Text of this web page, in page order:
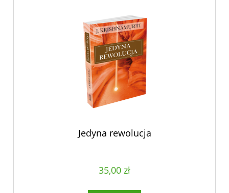
Jedyna rewolucja
35,00 zł